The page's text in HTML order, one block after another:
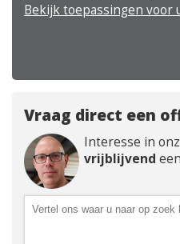
Bekijk toepassingen voor
Vraag direct een
Interesse in
vrijblijvend